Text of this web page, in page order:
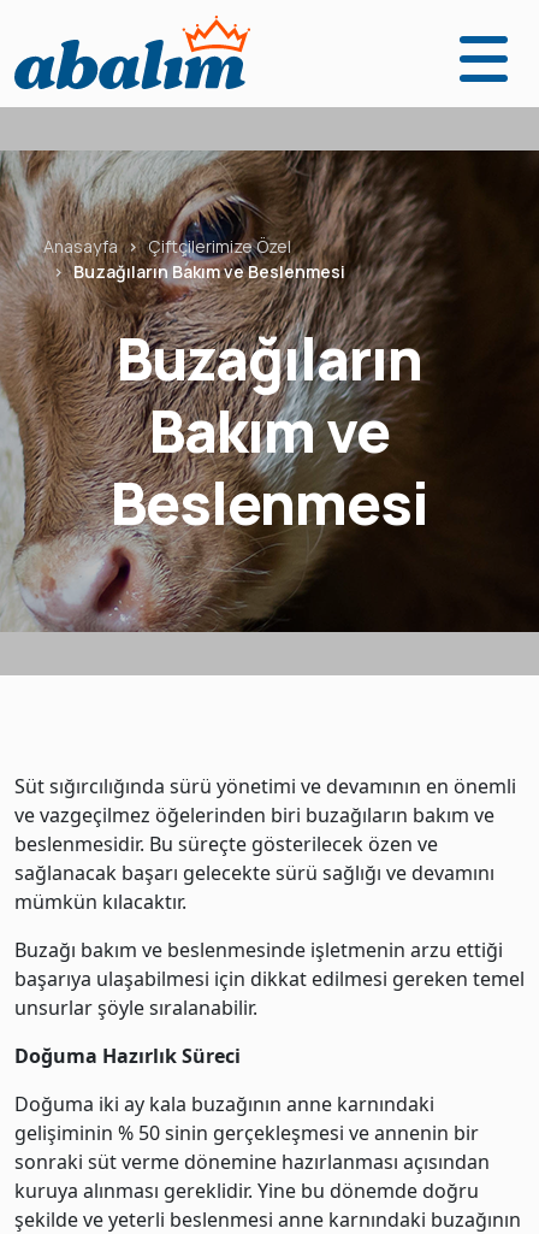
Anasayfa
Ürünler
Fabrikalarımız
Kurumsal
Abalım Yanımda
İletişim
Anasayfa
Çiftçilerimize Özel
Buzağıların Bakım ve Beslenmesi
Buzağıların
Bakım ve
Beslenmesi
Süt sığırcılığında sürü yönetimi ve devamının en önemli
ve vazgeçilmez öğelerinden biri buzağıların bakım ve
beslenmesidir. Bu süreçte gösterilecek özen ve
sağlanacak başarı gelecekte sürü sağlığı ve devamını
mümkün kılacaktır.
Buzağı bakım ve beslenmesinde işletmenin arzu ettiği
başarıya ulaşabilmesi için dikkat edilmesi gereken temel
unsurlar şöyle sıralanabilir.
Doğuma Hazırlık Süreci
Doğuma iki ay kala buzağının anne karnındaki
gelişiminin % 50 sinin gerçekleşmesi ve annenin bir
sonraki süt verme dönemine hazırlanması açısından
kuruya alınması gereklidir. Yine bu dönemde doğru
şekilde ve yeterli beslenmesi anne karnındaki buzağının